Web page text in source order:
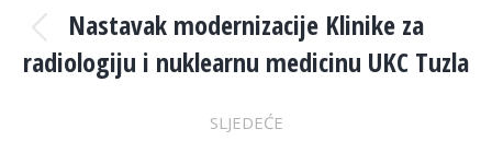
NAVIGATION
Previous
post:
Nastavak modernizacije Klinike za
radiologiju i nuklearnu medicinu UKC Tuzla
SLJEDEĆE